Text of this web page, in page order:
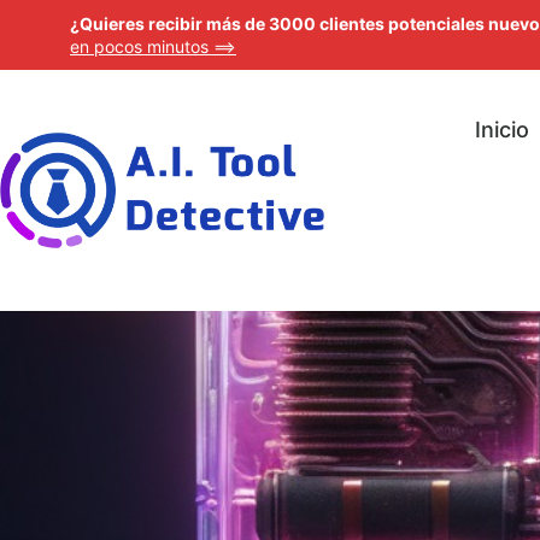
Inicio
¿Quieres recibir más de 3000 clientes potenciales
en pocos minutos ==>